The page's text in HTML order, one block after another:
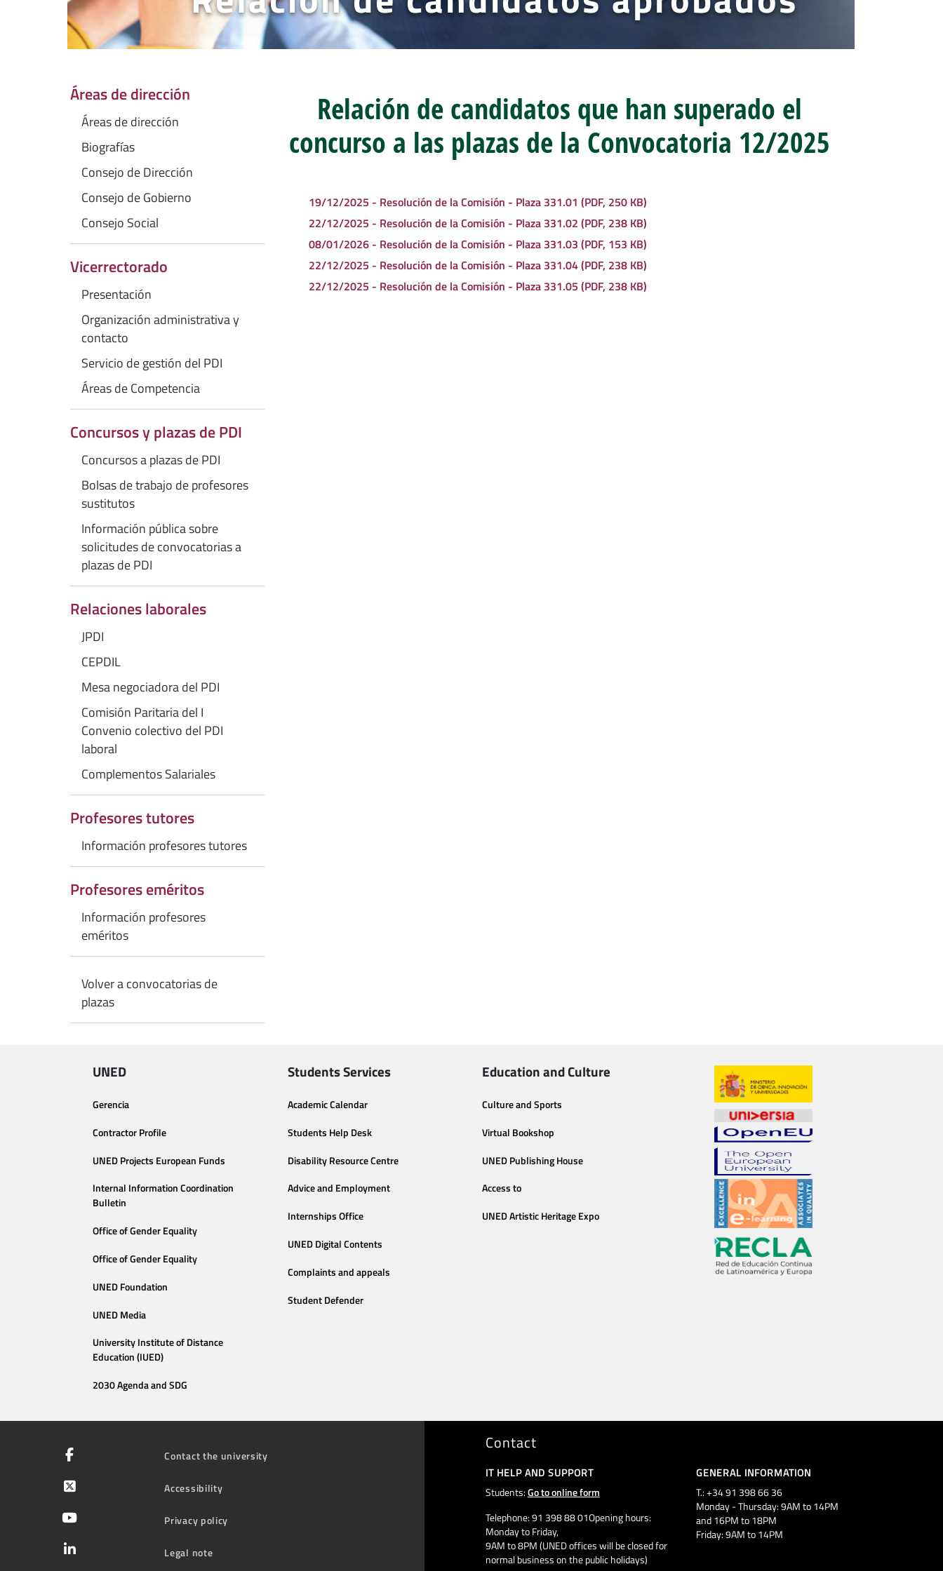
Áreas de dirección
Áreas de dirección
Biografías
Consejo de Dirección
Consejo de Gobierno
Consejo Social
Vicerrectorado
Presentación
Organización administrativa y
contacto
Servicio de gestión del PDI
Áreas de Competencia
Concursos y plazas de PDI
Concursos a plazas de PDI
Bolsas de trabajo de profesores
sustitutos
Información pública sobre
solicitudes de convocatorias a
plazas de PDI
Relaciones laborales
JPDI
CEPDIL
Mesa negociadora del PDI
Comisión Paritaria del I
Convenio colectivo del PDI
laboral
Complementos Salariales
Profesores tutores
Información profesores tutores
Profesores eméritos
Información profesores
eméritos
Volver a convocatorias de
plazas
Relación de candidatos que han superado el
concurso a las plazas de la Convocatoria 12/2025
19/12/2025 - Resolución de la Comisión - Plaza 331.01 (PDF, 250 KB)
22/12/2025 - Resolución de la Comisión - Plaza 331.02 (PDF, 238 KB)
08/01/2026 - Resolución de la Comisión - Plaza 331.03 (PDF, 153 KB)
22/12/2025 - Resolución de la Comisión - Plaza 331.04 (PDF, 238 KB)
22/12/2025 - Resolución de la Comisión - Plaza 331.05 (PDF, 238 KB)
UNED
Gerencia
Contractor Profile
UNED Projects European Funds
Internal Information Coordination
Bulletin
Office of Gender Equality
Office of Gender Equality
UNED Foundation
UNED Media
University Institute of Distance
Education (IUED)
2030 Agenda and SDG
Students Services
Academic Calendar
Students Help Desk
Disability Resource Centre
Advice and Employment
Internships Office
UNED Digital Contents
Complaints and appeals
Student Defender
Education and Culture
Culture and Sports
Virtual Bookshop
UNED Publishing House
Access to
UNED Artistic Heritage Expo
Contact the university
Accessibility
Privacy policy
Legal note
Contact
IT HELP AND SUPPORT
Students:Go to online form
Telephone: 91 398 88 01Opening hours:
Monday to Friday,
9AM to 8PM (UNED offices will be closed for
normal business on the public holidays)
GENERAL INFORMATION
T.: +34 91 398 66 36
Monday - Thursday: 9AM to 14PM
and 16PM to 18PM
Friday: 9AM to 14PM